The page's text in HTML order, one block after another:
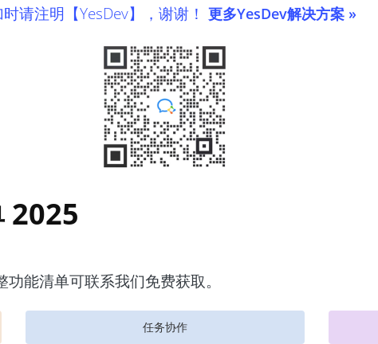
请注明【YesDev】，谢谢！ 更多YesDev解决方案 »
2025
能清单可联系我们免费获取。
任务协作